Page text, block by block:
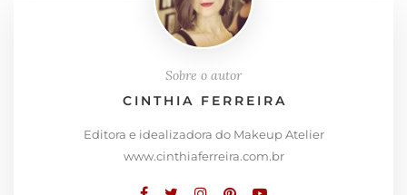
Sobre o autor
CINTHIA FERREIRA
Editora e idealizadora do Makeup Atelier
www.cinthiaferreira.com.br